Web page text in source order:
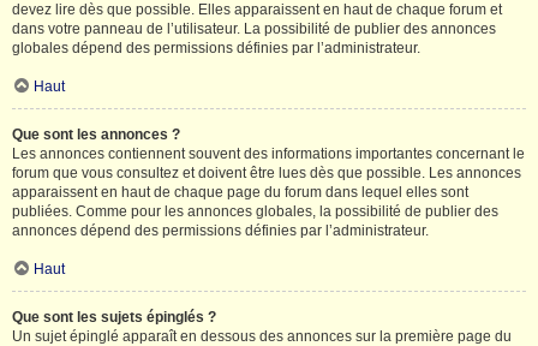
devez lire dès que possible. Elles apparaissent en haut de chaque forum et
dans votre panneau de l’utilisateur. La possibilité de publier des annonces
globales dépend des permissions définies par l’administrateur.
Haut
Que sont les annonces ?
Les annonces contiennent souvent des informations importantes concernant le
forum que vous consultez et doivent être lues dès que possible. Les annonces
apparaissent en haut de chaque page du forum dans lequel elles sont
publiées. Comme pour les annonces globales, la possibilité de publier des
annonces dépend des permissions définies par l’administrateur.
Haut
Que sont les sujets épinglés ?
Un sujet épinglé apparaît en dessous des annonces sur la première page du